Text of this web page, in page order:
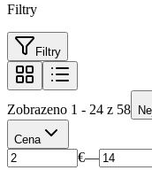
Filtry
Filtry
Zobrazeno 1 - 24 z 58
Cena
€—